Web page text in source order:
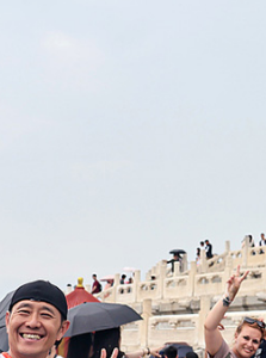
大国保险 云顶